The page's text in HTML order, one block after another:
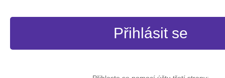
Přihlásit se